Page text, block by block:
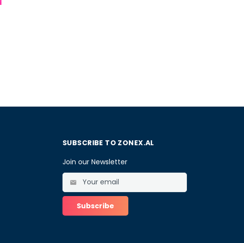
SUBSCRIBE TO ZONEX.AL
Join our Newsletter